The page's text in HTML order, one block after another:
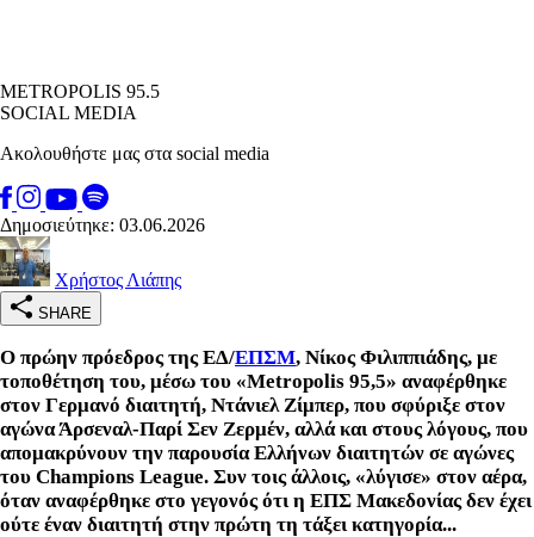
METROPOLIS 95.5
SOCIAL MEDIA
Ακολουθήστε μας στα social media
Δημοσιεύτηκε: 03.06.2026
Χρήστος Λιάπης
SHARE
Ο πρώην πρόεδρος της ΕΔ/ΕΠΣΜ, Νίκος Φιλιππιάδης, με
τοποθέτηση του, μέσω του «Metropolis 95,5» αναφέρθηκε
στον Γερμανό διαιτητή, Ντάνιελ Ζίμπερ, που σφύριξε στον
αγώνα Άρσεναλ-Παρί Σεν Ζερμέν, αλλά και στους λόγους, που
απομακρύνουν την παρουσία Ελλήνων διαιτητών σε αγώνες
του Champions League. Συν τοις άλλοις, «λύγισε» στον αέρα,
όταν αναφέρθηκε στο γεγονός ότι η ΕΠΣ Μακεδονίας δεν έχει
ούτε έναν διαιτητή στην πρώτη τη τάξει κατηγορία...